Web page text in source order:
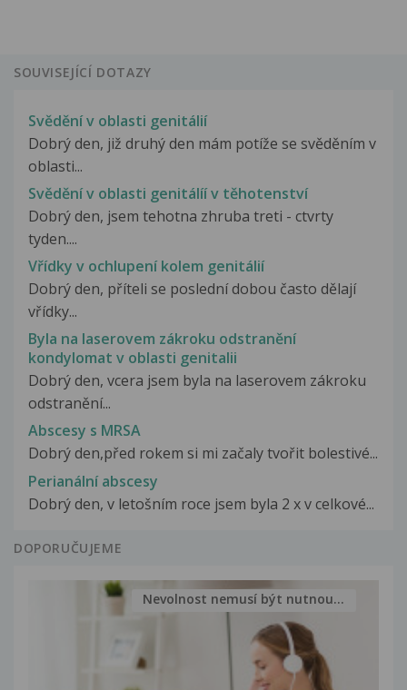
SOUVISEJÍCÍ DOTAZY
Svědění v oblasti genitálií
Dobrý den, již druhý den mám potíže se svěděním v
oblasti...
Svědění v oblasti genitálíí v těhotenství
Dobrý den, jsem tehotna zhruba treti - ctvrty
tyden....
Vřídky v ochlupení kolem genitálií
Dobrý den, příteli se poslední dobou často dělají
vřídky...
Byla na laserovem zákroku odstranění
kondylomat v oblasti genitalii
Dobrý den, vcera jsem byla na laserovem zákroku
odstranění...
Abscesy s MRSA
Dobrý den,před rokem si mi začaly tvořit bolestivé...
Perianální abscesy
Dobrý den, v letošním roce jsem byla 2 x v celkové...
DOPORUČUJEME
Nevolnost nemusí být nutnou...